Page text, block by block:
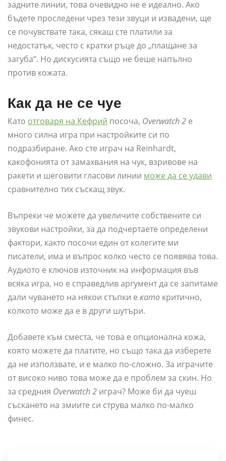
задните линии, това очевидно не е идеално. Ако
бъдете проследени чрез тези звуци и извадени, ще
се почувствате така, сякаш сте платили за
недостатък, често с кратки ръце до „плащане за
загуба“. Но дискусията също не беше напълно
против кожата.
Как да не се чуе
Като отговаря на Кефрий посоча, Overwatch 2 е
много силна игра при настройките си по
подразбиране. Ако сте играч на Reinhardt,
какофонията от замахвания на чук, взривове на
ракети и шеговити гласови линии може да се удави
сравнително тих съскащ звук.
Въпреки че можете да увеличите собствените си
звукови настройки, за да подчертаете определени
фактори, както посочи един от колегите ми
писатели, има и въпрос колко често се появява това.
Аудиото е ключов източник на информация във
всяка игра, но е справедлив аргумент да се запитаме
дали чуването на някои стъпки е като критично,
колкото може да е в други шутъри.
Добавете към сместа, че това е опционална кожа,
която можете да платите, но също така да изберете
да не използвате, и е малко по-сложно. За играчите
от високо ниво това може да е проблем за скин. Но
за средния Overwatch 2 играч? Може би да чуеш
съскането на змиите си струва малко по-малко
финес.